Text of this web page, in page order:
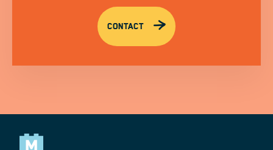
CONTACT